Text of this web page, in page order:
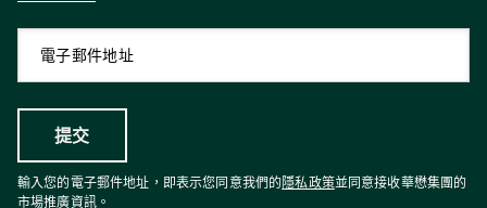
輸入您的電子郵件地址，即表示您同意我們的隱私政策並同意接收華懋集團的
市場推廣資訊。